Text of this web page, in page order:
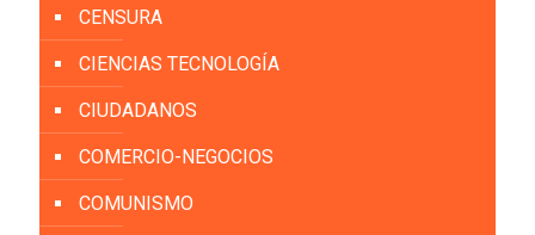
CENSURA
CIENCIAS TECNOLOGÍA
CIUDADANOS
COMERCIO-NEGOCIOS
COMUNISMO